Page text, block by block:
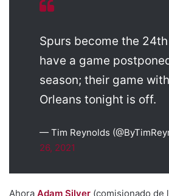
Spurs become the
have a game
season; their game
Orleans tonight is off.
— Tim Reynolds
26, 2021
Ahora Adam Silver (comisionado de